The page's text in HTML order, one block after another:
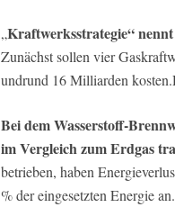
„Kraftwerksstrategie“
Zunächst sollen vier
undrund 16 Milliarden
Bei dem Wasserstoff-
im Vergleich zum Erdgas
betrieben, haben
% der eingesetzten Energie